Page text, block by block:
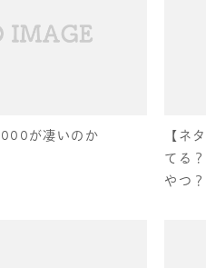
が凄いのか
【ネ
てる
やつ？